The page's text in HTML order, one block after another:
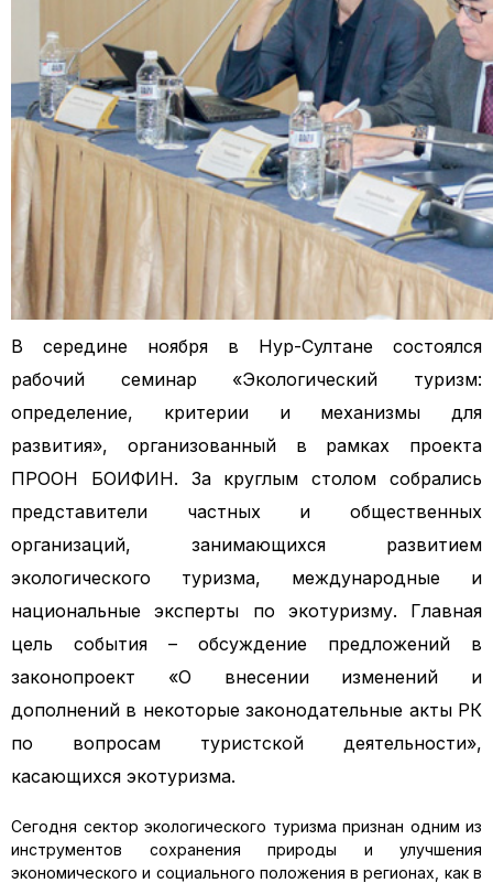
В середине ноября в Нур-Султане состоялся
рабочий семинар «Экологический туризм:
определение, критерии и механизмы для
развития», организованный в рамках проекта
ПРООН БОИФИН. За круглым столом собрались
представители частных и общественных
организаций, занимающихся развитием
экологического туризма, международные и
национальные эксперты по экотуризму. Главная
цель события – обсуждение предложений в
законопроект «О внесении изменений и
дополнений в некоторые законодательные акты РК
по вопросам туристской деятельности»,
касающихся экотуризма.
Сегодня сектор экологического туризма признан одним из
инструментов сохранения природы и улучшения
экономического и социального положения в регионах, как в